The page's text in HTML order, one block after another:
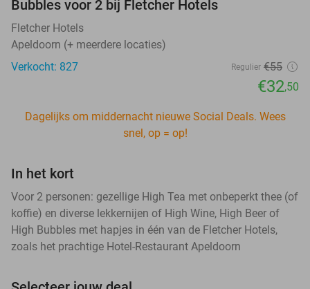
Bubbles voor 2 bij Fletcher Hotels
Fletcher Hotels
Apeldoorn (+ meerdere locaties)
Verkocht: 827
Regulier €55
€32,50
Dagelijks om middernacht nieuwe Social Deals. Wees
snel, op = op!
In het kort
Voor 2 personen: gezellige High Tea met onbeperkt thee (of
koffie) en diverse lekkernijen of High Wine, High Beer of
High Bubbles met hapjes in één van de Fletcher Hotels,
zoals het prachtige Hotel-Restaurant Apeldoorn